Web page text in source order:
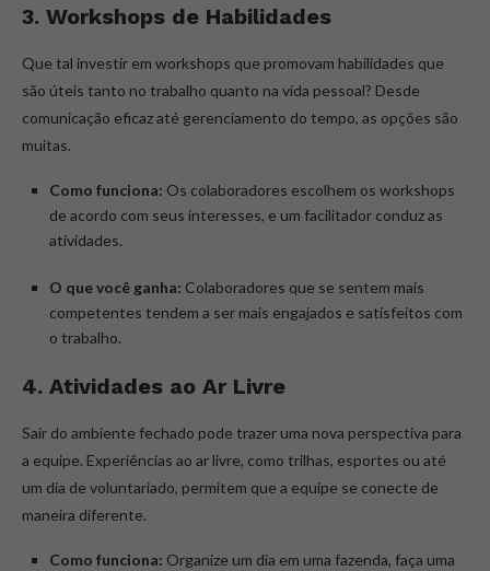
3. Workshops de Habilidades
Que tal investir em workshops que promovam habilidades que
são úteis tanto no trabalho quanto na vida pessoal? Desde
comunicação eficaz até gerenciamento do tempo, as opções são
muitas.
Como funciona: Os colaboradores escolhem os workshops
de acordo com seus interesses, e um facilitador conduz as
atividades.
O que você ganha: Colaboradores que se sentem mais
competentes tendem a ser mais engajados e satisfeitos com
o trabalho.
4. Atividades ao Ar Livre
Sair do ambiente fechado pode trazer uma nova perspectiva para
a equipe. Experiências ao ar livre, como trilhas, esportes ou até
um dia de voluntariado, permitem que a equipe se conecte de
maneira diferente.
Como funciona: Organize um dia em uma fazenda, faça uma